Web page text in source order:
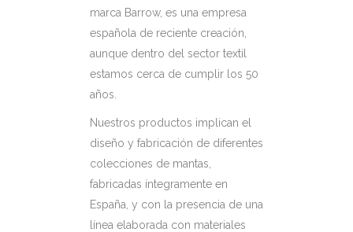
marca Barrow, es una empresa
española de reciente creación,
aunque dentro del sector textil
estamos cerca de cumplir los 50
años.
Nuestros productos implican el
diseño y fabricación de diferentes
colecciones de mantas,
fabricadas íntegramente en
España, y con la presencia de una
línea elaborada con materiales